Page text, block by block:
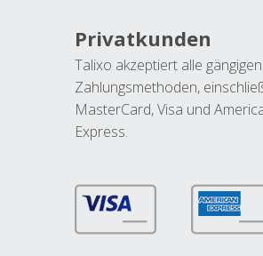
Privatkunden
Talixo akzeptiert alle gängigen
Zahlungsmethoden,
MasterCard, Visa und
Express.